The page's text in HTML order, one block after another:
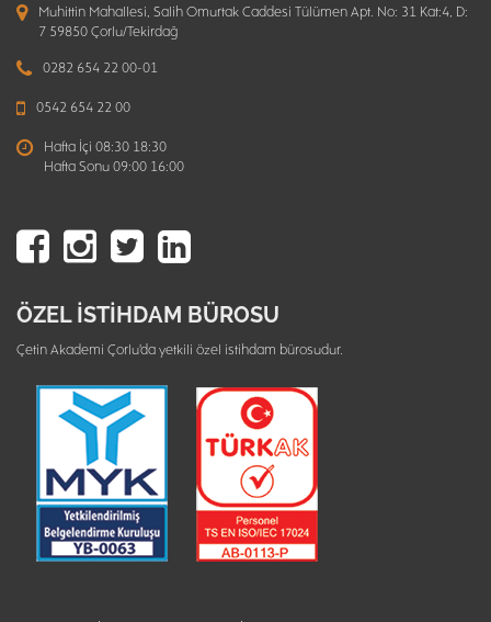
Muhittin Mahallesi, Salih Omurtak Caddesi Tülümen Apt. No: 31 Kat:4, D:
7 59850 Çorlu/Tekirdağ
0282 654 22 00-01
0542 654 22 00
Hafta İçi 08:30 18:30
Hafta Sonu 09:00 16:00
ÖZEL İSTİHDAM BÜROSU
Çetin Akademi Çorlu'da yetkili özel istihdam bürosudur.